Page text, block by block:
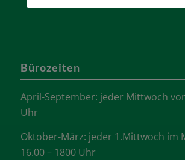
Bürozeiten
April-September: jeder Mittwoch
Uhr
Oktober-März: jeder 1.Mittwoch im
16.00 – 1800 Uhr